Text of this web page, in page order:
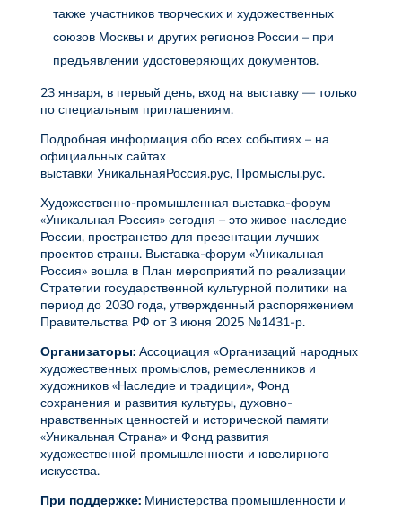
также участников творческих и художественных
союзов Москвы и других регионов России – при
предъявлении удостоверяющих документов.
23 января, в первый день, вход на выставку — только
по специальным приглашениям.
Подробная информация обо всех событиях – на
официальных сайтах
выставки УникальнаяРоссия.рус, Промыслы.рус.
Художественно-промышленная выставка-форум
«Уникальная Россия» сегодня – это живое наследие
России, пространство для презентации лучших
проектов страны. Выставка-форум «Уникальная
Россия» вошла в План мероприятий по реализации
Стратегии государственной культурной политики на
период до 2030 года, утвержденный распоряжением
Правительства РФ от 3 июня 2025 №1431-р.
Организаторы: Ассоциация «Организаций народных
художественных промыслов, ремесленников и
художников «Наследие и традиции», Фонд
сохранения и развития культуры, духовно-
нравственных ценностей и исторической памяти
«Уникальная Страна» и Фонд развития
художественной промышленности и ювелирного
искусства.
При поддержке: Министерства промышленности и